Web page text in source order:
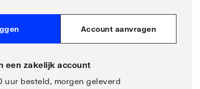
Account aanvragen
een zakelijk account
uur besteld, morgen geleverd